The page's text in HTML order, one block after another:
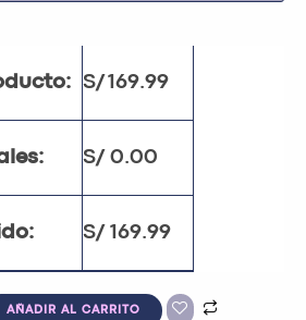
S/169.99
S/ 0.00
S/ 169.99
AÑADIR AL CARRITO